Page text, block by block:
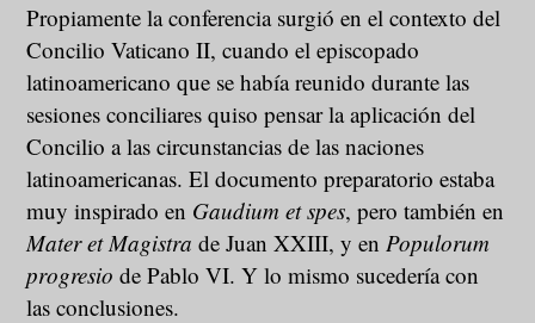
Propiamente la conferencia surgió en el contexto del
Concilio Vaticano II, cuando el episcopado
latinoamericano que se había reunido durante las
sesiones conciliares quiso pensar la aplicación del
Concilio a las circunstancias de las naciones
latinoamericanas. El documento preparatorio estaba
muy inspirado en Gaudium et spes, pero también en
Mater et Magistra de Juan XXIII, y en Populorum
progresio de Pablo VI. Y lo mismo sucedería con
las conclusiones.